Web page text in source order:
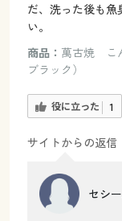
だ、洗った後も魚
い。
商品： 萬古焼 こ
ブラック）
役に立った 1
サイトからの返信
セシ